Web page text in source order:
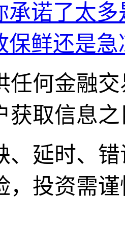
承诺了太
保鲜还是急
任何金融
获取信息
、延时、
，投资需